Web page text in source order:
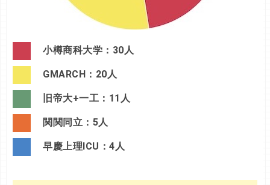
小樽商科大学：30人
GMARCH：20人
旧帝大+一工：11人
関関同立：5人
早慶上理ICU：4人